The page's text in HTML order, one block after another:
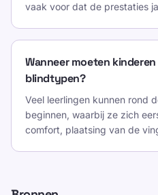
vaak voor dat de prestaties
Wanneer moeten
blindtypen?
Veel leerlingen kunnen rond
beginnen, waarbij ze zich
comfort, plaatsing van de